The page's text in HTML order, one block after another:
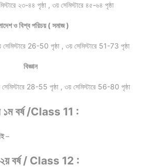
২৩-৪৪ পৃষ্ঠা , ৩য় সেমিস্টারে ৪৫-৬৪ পৃষ্ঠা
ও বিশ্ব পরিচয় ( সমাজ )
সেমিস্টারে 26-50 পৃষ্ঠা , ৩য় সেমিস্টারে 51-73 পৃষ্ঠা
বিজ্ঞান
সেমিস্টারে 28-55 পৃষ্ঠা , ৩য় সেমিস্টারে 56-80 পৃষ্ঠা
১ম বর্ষ /Class 11 :
–
২য় বর্ষ / Class 12 :